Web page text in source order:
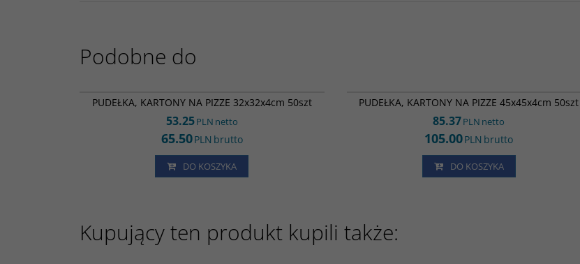
Podobne do
PUDEŁKA, KARTONY NA PIZZE 32x32x4cm 50szt
53.25PLN netto
65.50PLN brutto
DO KOSZYKA
PUDEŁKA, KARTONY NA PIZZE 45x45x4cm 50szt
85.37PLN netto
105.00PLN brutto
DO KOSZYKA
Kupujący ten produkt kupili także: